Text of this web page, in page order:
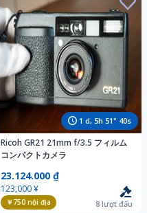
1 d, 5h 51" 38s
Ricoh GR21 21mm f/3.5 フィルム
コンパクトカメラ
23.124.000 ₫
123,000 ¥
￥750nội địa 8 lượt đấu